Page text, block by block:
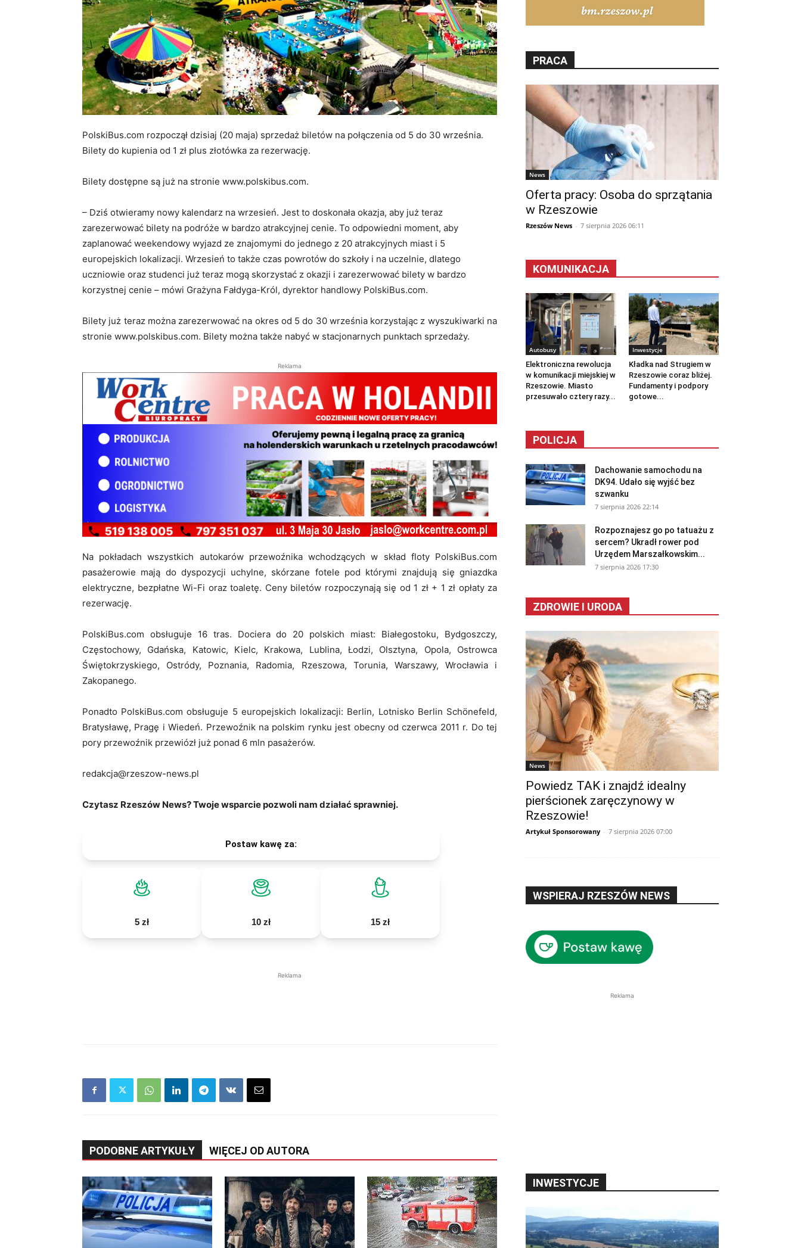
PolskiBus.com rozpoczął dzisiaj (20 maja) sprzedaż biletów na połączenia od 5 do 30 września.
Bilety do kupienia od 1 zł plus złotówka za rezerwację.
Bilety dostępne są już na stronie www.polskibus.com.
– Dziś otwieramy nowy kalendarz na wrzesień. Jest to doskonała okazja, aby już teraz
zarezerwować bilety na podróże w bardzo atrakcyjnej cenie. To odpowiedni moment, aby
zaplanować weekendowy wyjazd ze znajomymi do jednego z 20 atrakcyjnych miast i 5
europejskich lokalizacji. Wrzesień to także czas powrotów do szkoły i na uczelnie, dlatego
uczniowie oraz studenci już teraz mogą skorzystać z okazji i zarezerwować bilety w bardzo
korzystnej cenie – mówi Grażyna Fałdyga-Król, dyrektor handlowy PolskiBus.com.
Bilety już teraz można zarezerwować na okres od 5 do 30 września korzystając z wyszukiwarki na
stronie www.polskibus.com. Bilety można także nabyć w stacjonarnych punktach sprzedaży.
Reklama
Na pokładach wszystkich autokarów przewoźnika wchodzących w skład floty PolskiBus.com
pasażerowie mają do dyspozycji uchylne, skórzane fotele pod którymi znajdują się gniazdka
elektryczne, bezpłatne Wi-Fi oraz toaletę. Ceny biletów rozpoczynają się od 1 zł + 1 zł opłaty za
rezerwację.
PolskiBus.com obsługuje 16 tras. Dociera do 20 polskich miast: Białegostoku, Bydgoszczy,
Częstochowy, Gdańska, Katowic, Kielc, Krakowa, Lublina, Łodzi, Olsztyna, Opola, Ostrowca
Świętokrzyskiego, Ostródy, Poznania, Radomia, Rzeszowa, Torunia, Warszawy, Wrocławia i
Zakopanego.
Ponadto PolskiBus.com obsługuje 5 europejskich lokalizacji: Berlin, Lotnisko Berlin Schönefeld,
Bratysławę, Pragę i Wiedeń. Przewoźnik na polskim rynku jest obecny od czerwca 2011 r. Do tej
pory przewoźnik przewiózł już ponad 6 mln pasażerów.
redakcja@rzeszow-news.pl
Czytasz Rzeszów News? Twoje wsparcie pozwoli nam działać sprawniej.
Postaw kawę za:
5 zł 10 zł 15 zł
Reklama
PODOBNE ARTYKUŁY WIĘCEJ OD AUTORA
PRACA
News
Oferta pracy: Osoba do sprzątania
w Rzeszowie
Rzeszów News - 7 sierpnia 2026 06:11
KOMUNIKACJA
Autobusy
Elektroniczna rewolucja
w komunikacji miejskiej w
Rzeszowie. Miasto
przesuwało cztery razy...
Inwestycje
Kładka nad Strugiem w
Rzeszowie coraz bliżej.
Fundamenty i podpory
gotowe...
POLICJA
Dachowanie samochodu na
DK94. Udało się wyjść bez
szwanku
7 sierpnia 2026 22:14
Rozpoznajesz go po tatuażu z
sercem? Ukradł rower pod
Urzędem Marszałkowskim...
7 sierpnia 2026 17:30
ZDROWIE I URODA
News
Powiedz TAK i znajdź idealny
pierścionek zaręczynowy w
Rzeszowie!
Artykuł Sponsorowany - 7 sierpnia 2026 07:00
WSPIERAJ RZESZÓW NEWS
Reklama
INWESTYCJE